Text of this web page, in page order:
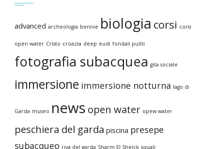
advanced archeologia bennie biologia corsi corsi
open water Cristo croazia deep eudi fondali puliti
fotografia subacquea gita sociale
immersione immersione notturna lago di
Garda museo news open water opew water
peschiera del garda piscina presepe
subacqueo riva del garda Sharm El Sheick squali